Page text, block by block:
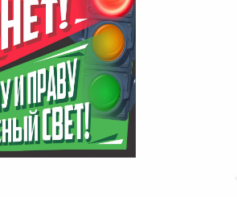
оказывающих меры социальной
социально-психологическую
лицам Ленинградской